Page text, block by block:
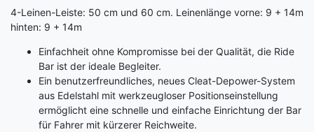
4-Leinen-Leiste: 50 cm und 60 cm. Leinenlänge vorne: 9 + 14m
hinten: 9 + 14m
Einfachheit ohne Kompromisse bei der Qualität, die Ride
Bar ist der ideale Begleiter.
Ein benutzerfreundliches, neues Cleat-Depower-System
aus Edelstahl mit werkzeugloser Positionseinstellung
ermöglicht eine schnelle und einfache Einrichtung der Bar
für Fahrer mit kürzerer Reichweite.